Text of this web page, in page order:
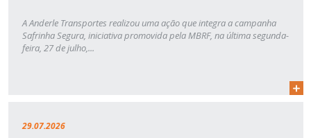
A Anderle Transportes realizou uma ação que integra a campanha
Safrinha Segura, iniciativa promovida pela MBRF, na última segunda-
feira, 27 de julho,...
29.07.2026